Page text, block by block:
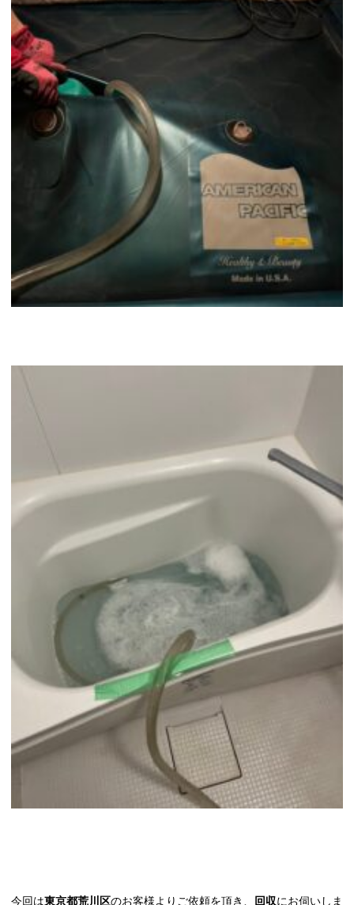
今回は東京都荒川区のお客様よりご依頼を頂き、 回収にお伺いしま